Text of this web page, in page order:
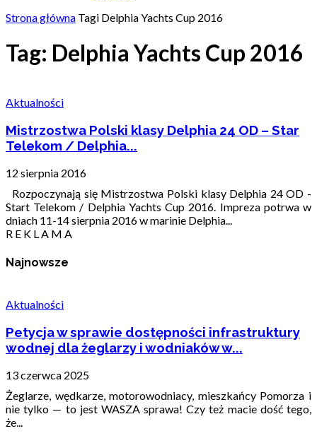
Strona główna Tagi Delphia Yachts Cup 2016
Tag: Delphia Yachts Cup 2016
Aktualności
Mistrzostwa Polski klasy Delphia 24 OD – Star
Telekom / Delphia...
12 sierpnia 2016
Rozpoczynają się Mistrzostwa Polski klasy Delphia 24 OD -
Start Telekom / Delphia Yachts Cup 2016. Impreza potrwa w
dniach 11-14 sierpnia 2016 w marinie Delphia...
R E K L A M A
Najnowsze
Aktualności
Petycja w sprawie dostępności infrastruktury
wodnej dla żeglarzy i wodniaków w...
13 czerwca 2025
Żeglarze, wędkarze, motorowodniacy, mieszkańcy Pomorza i
nie tylko — to jest WASZA sprawa! Czy też macie dość tego,
że...